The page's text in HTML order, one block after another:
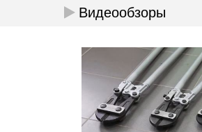
Видеообзоры